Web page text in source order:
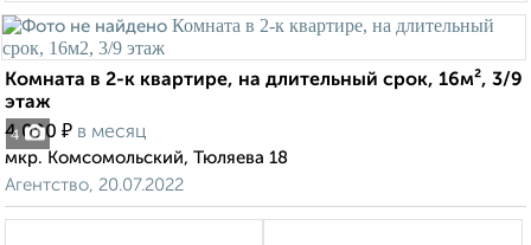
4
Комната в 2-к квартире, на длительный срок, 16м², 3/9
этаж
4 000 ₽ в месяц
мкр. Комсомольский, Тюляева 18
Агентство, 20.07.2022